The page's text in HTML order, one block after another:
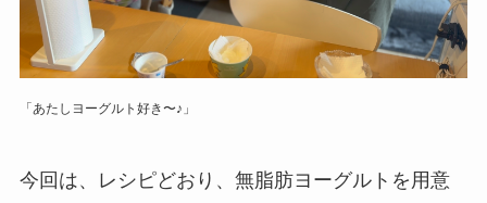
「あたしヨーグルト好き〜♪」
今回は、レシピどおり、無脂肪ヨーグルトを用意